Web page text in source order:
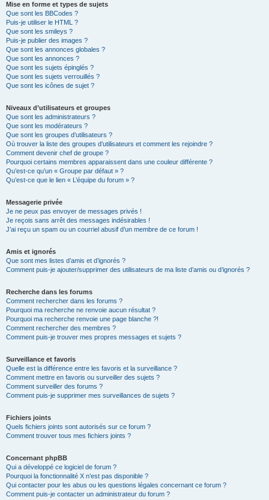
Mise en forme et types de sujets
Que sont les BBCodes ?
Puis-je utiliser le HTML ?
Que sont les smileys ?
Puis-je publier des images ?
Que sont les annonces globales ?
Que sont les annonces ?
Que sont les sujets épinglés ?
Que sont les sujets verrouillés ?
Que sont les icônes de sujet ?
Niveaux d’utilisateurs et groupes
Que sont les administrateurs ?
Que sont les modérateurs ?
Que sont les groupes d’utilisateurs ?
Où trouver la liste des groupes d’utilisateurs et comment les rejoindre ?
Comment devenir chef de groupe ?
Pourquoi certains membres apparaissent dans une couleur différente ?
Qu’est-ce qu’un « Groupe par défaut » ?
Qu’est-ce que le lien « L’équipe du forum » ?
Messagerie privée
Je ne peux pas envoyer de messages privés !
Je reçois sans arrêt des messages indésirables !
J’ai reçu un spam ou un courriel abusif d’un membre de ce forum !
Amis et ignorés
Que sont mes listes d’amis et d’ignorés ?
Comment puis-je ajouter/supprimer des utilisateurs de ma liste d’amis ou d’ignorés ?
Recherche dans les forums
Comment rechercher dans les forums ?
Pourquoi ma recherche ne renvoie aucun résultat ?
Pourquoi ma recherche renvoie une page blanche ?!
Comment rechercher des membres ?
Comment puis-je trouver mes propres messages et sujets ?
Surveillance et favoris
Quelle est la différence entre les favoris et la surveillance ?
Comment mettre en favoris ou surveiller des sujets ?
Comment surveiller des forums ?
Comment puis-je supprimer mes surveillances de sujets ?
Fichiers joints
Quels fichiers joints sont autorisés sur ce forum ?
Comment trouver tous mes fichiers joints ?
Concernant phpBB
Qui a développé ce logiciel de forum ?
Pourquoi la fonctionnalité X n’est pas disponible ?
Qui contacter pour les abus ou les questions légales concernant ce forum ?
Comment puis-je contacter un administrateur du forum ?